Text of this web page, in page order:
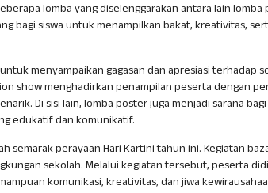
lomba yang diselenggarakan antara lain lomba
bagi siswa untuk menampilkan bakat, kreativitas,
menyampaikan gagasan dan apresiasi terhadap
show menghadirkan penampilan peserta dengan
Di sisi lain, lomba poster juga menjadi sarana
edukatif dan komunikatif.
semarak perayaan Hari Kartini tahun ini. Kegiatan
sekolah. Melalui kegiatan tersebut, peserta
komunikasi, kreativitas, dan jiwa